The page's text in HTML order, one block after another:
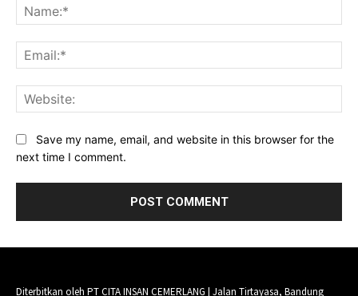
Save my name, email, and website in this browser for the
next time I comment.
Diterbitkan oleh PT CITA INSAN CEMERLANG | Jalan Tirtayasa, Bandung